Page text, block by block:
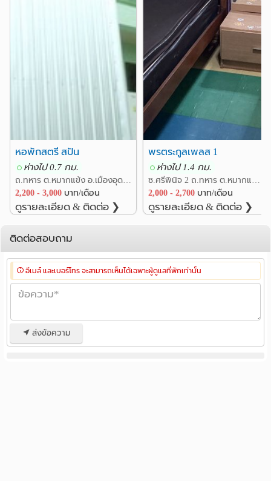
หอพักสตรี สปัน
ห่างไป 0.7 กม.
ถ.ทหาร ต.หมากแข้ง อ.เมืองอุดรธานี อุดรธานี
2,200 - 3,000 บาท/เดือน
ดูรายละเอียด & ติดต่อ ❯
พรตระกูลเพลส 1
ห่างไป 1.4 กม.
ซ.ศรีพินิจ 2 ถ.ทหาร ต.หมากแข้ง อ.เมืองอุดรธานี อุดรธานี
2,000 - 2,700 บาท/เดือน
ดูรายละเอียด & ติดต่อ ❯
ติดต่อสอบถาม
อีเมล์ และเบอร์โทร จะสามารถเห็นได้เฉพาะผู้ดูแลที่พักเท่านั้น
ส่งข้อความ